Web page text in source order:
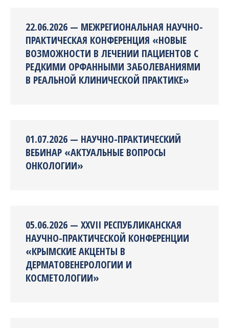
22.06.2026 — МЕЖРЕГИОНАЛЬНАЯ НАУЧНО-
ПРАКТИЧЕСКАЯ КОНФЕРЕНЦИЯ «НОВЫЕ
ВОЗМОЖНОСТИ В ЛЕЧЕНИИ ПАЦИЕНТОВ С
РЕДКИМИ ОРФАННЫМИ ЗАБОЛЕВАНИЯМИ
В РЕАЛЬНОЙ КЛИНИЧЕСКОЙ ПРАКТИКЕ»
01.07.2026 — НАУЧНО-ПРАКТИЧЕСКИЙ
ВЕБИНАР «АКТУАЛЬНЫЕ ВОПРОСЫ
ОНКОЛОГИИ»
05.06.2026 — XXVII РЕСПУБЛИКАНСКАЯ
НАУЧНО-ПРАКТИЧЕСКОЙ КОНФЕРЕНЦИИ
«КРЫМСКИЕ АКЦЕНТЫ В
ДЕРМАТОВЕНЕРОЛОГИИ И
КОСМЕТОЛОГИИ»